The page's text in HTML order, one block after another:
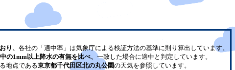
り、 各社の「適中率」は気象庁による検証方法の基準に則り算出しています。
の1mm以上降水の有無を比べ、 一致した場合に適中と判定しています。
地点である東京都千代田区北の丸公園の天気を参照しています。